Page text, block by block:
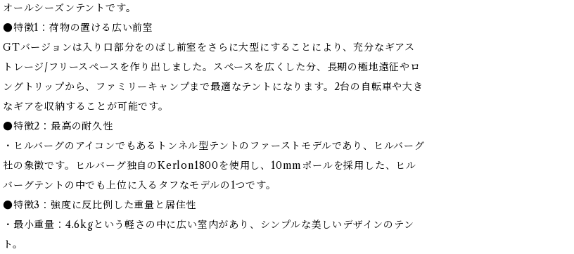
オールシーズンテントです。
●特徴1：荷物の置ける広い前室
GTバージョンは入り口部分をのばし前室をさらに大型にすることにより、充分なギアス
トレージ/フリースペースを作り出しました。スペースを広くした分、長期の極地遠征やロ
ングトリップから、ファミリーキャンプまで最適なテントになります。2台の自転車や大き
なギアを収納することが可能です。
●特徴2：最高の耐久性
・ヒルバーグのアイコンでもあるトンネル型テントのファーストモデルであり、ヒルバーグ
社の象徴です。ヒルバーグ独自のKerlon1800を使用し、10mmポールを採用した、ヒル
バーグテントの中でも上位に入るタフなモデルの1つです。
●特徴3：強度に反比例した重量と居住性
・最小重量：4.6kgという軽さの中に広い室内があり、シンプルな美しいデザインのテン
ト。